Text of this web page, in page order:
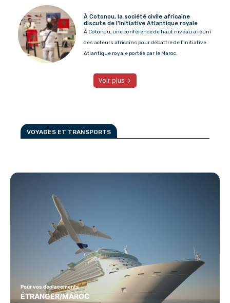
À Cotonou, la société civile africaine
discute de l’Initiative Atlantique royale
À Cotonou, une conférence de haut niveau a réuni
des acteurs africains pour débattre de l’Initiative
Atlantique royale portée par le Maroc.
Voir plus
VOYAGES ET TRANSPORTS
Pour vos déplacements
ÉTRANGER/MAROC